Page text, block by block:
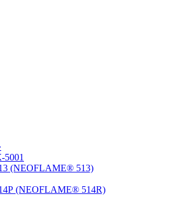
5001
(NEOFLAME® 513)
(NEOFLAME® 514R)